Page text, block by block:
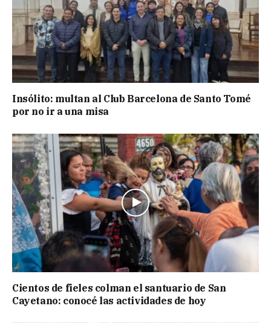
Insólito: multan al Club Barcelona de Santo Tomé
por no ir a una misa
Cientos de fieles colman el santuario de San
Cayetano: conocé las actividades de hoy